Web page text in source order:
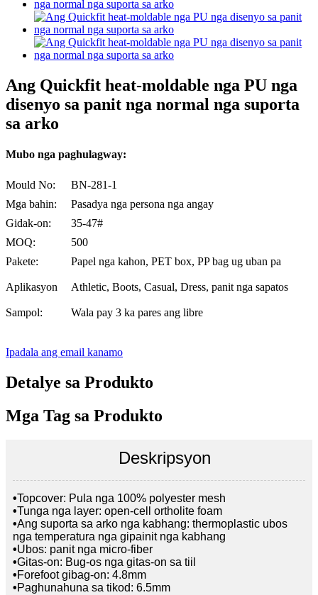
Ang Quickfit heat-moldable nga PU nga
disenyo sa panit nga normal nga suporta
sa arko
Mubo nga paghulagway:
Mould No:
BN-281-1
Mga bahin:
Pasadya nga persona nga angay
Gidak-on:
35-47#
MOQ:
500
Pakete:
Papel nga kahon, PET box, PP bag ug uban pa
Aplikasyon Athletic, Boots, Casual, Dress, panit nga sapatos
Sampol: Wala pay 3 ka pares ang libre
Ipadala ang email kanamo
Detalye sa Produkto
Mga Tag sa Produkto
Deskripsyon
•Topcover: Pula nga 100% polyester mesh
•Tunga nga layer: open-cell ortholite foam
•Ang suporta sa arko nga kabhang: thermoplastic ubos
nga temperatura nga gipainit nga kabhang
•Ubos: panit nga micro-fiber
•Gitas-on: Bug-os nga gitas-on sa tiil
•Forefoot gibag-on: 4.8mm
•Paghunahuna sa tikod: 6.5mm